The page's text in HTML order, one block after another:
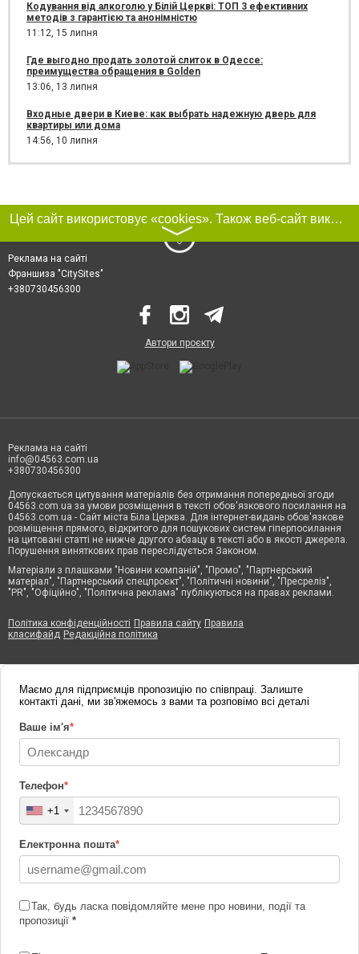
Кодування від алкоголю у Білій Церкві: ТОП 3 ефективних
методів з гарантією та анонімністю
11:12, 15 липня
Где выгодно продать золотой слиток в Одессе:
преимущества обращения в Golden
13:06, 13 липня
Входные двери в Киеве: как выбрать надежную дверь для
квартиры или дома
14:56, 10 липня
Цей сайт використовує «cookies». Також веб-сайт використовує інтернет-сервіс для збору технічних даних стосовно відвідувачів з метою отримання маркетингової та статистичної інформації. Умови обробки даних відвідувачів сайту див.
〉
Реклама на сайті
Франшиза "CitySites"
+380730456300
Автори проєкту
Реклама на сайті
info@04563.com.ua
+380730456300
Допускається цитування матеріалів без отримання попередньої згоди
04563.com.ua за умови розміщення в тексті обов'язкового посилання на
04563.com.ua - Сайт міста Біла Церква. Для інтернет-видань обов'язкове
розміщення прямого, відкритого для пошукових систем гіперпосилання
на цитовані статті не нижче другого абзацу в тексті або в якості джерела.
Порушення виняткових прав переслідується Законом.
Матеріали з плашками "Новини компаній", "Промо", "Партнерський
матеріал", "Партнерський спецпроєкт", "Політичні новини", "Пресреліз",
"PR", "Офіційно", "Політична реклама" публікуються на правах реклами.
Політика конфіденційності Правила сайту Правила
класифайд Редакційна політика
Маємо для підприємців пропозицію по співпраці. Залиште
контакті дані, ми зв'яжемось з вами та розповімо всі деталі
Ваше ім'я*
Телефон*
+1
Електронна пошта*
Так, будь ласка повідомляйте мене про новини, події та
пропозиції *